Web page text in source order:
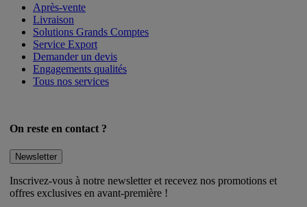
Après-vente
Livraison
Solutions Grands Comptes
Service Export
Demander un devis
Engagements qualités
Tous nos services
On reste en contact ?
Newsletter
Inscrivez-vous à notre newsletter et recevez nos promotions et
offres exclusives en avant-première !